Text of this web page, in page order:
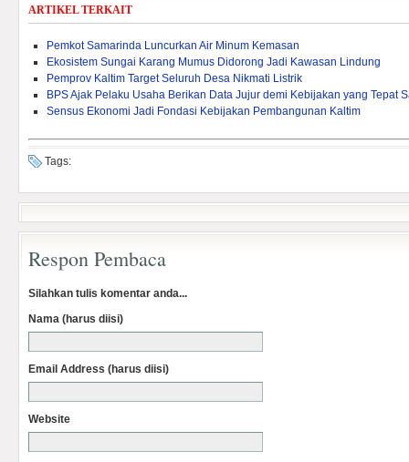
ARTIKEL TERKAIT
Pemkot Samarinda Luncurkan Air Minum Kemasan
Ekosistem Sungai Karang Mumus Didorong Jadi Kawasan Lindung
Pemprov Kaltim Target Seluruh Desa Nikmati Listrik
BPS Ajak Pelaku Usaha Berikan Data Jujur demi Kebijakan yang Tepat
Sensus Ekonomi Jadi Fondasi Kebijakan Pembangunan Kaltim
Tags:
Respon Pembaca
Silahkan tulis komentar anda...
Nama (harus diisi)
Email Address (harus diisi)
Website